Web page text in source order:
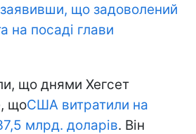
що задоволений
на посаді глави
що днями Хегсет
щоСША витратили на
млрд. доларів. Він